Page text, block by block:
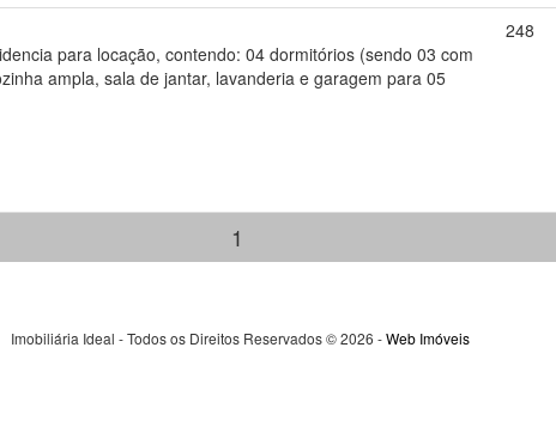
para locação, contendo: 04 dormitórios (sendo 03 com
ampla, sala de jantar, lavanderia e garagem para 05
248
1
Imobiliária Ideal - Todos os Direitos Reservados © 2026 -Web Imóveis